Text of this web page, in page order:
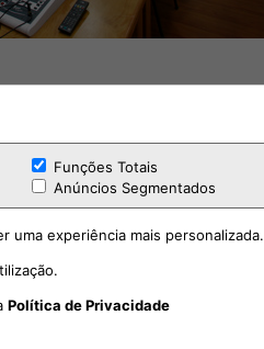
Funções Totais
Anúncios Segmentados
uma experiência mais personalizada.
Política de Privacidade